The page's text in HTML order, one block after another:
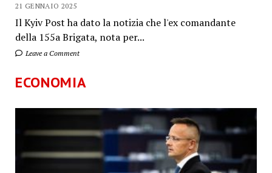
21 GENNAIO 2025
Il Kyiv Post ha dato la notizia che l'ex comandante
della 155a Brigata, nota per...
Leave a Comment
ECONOMIA